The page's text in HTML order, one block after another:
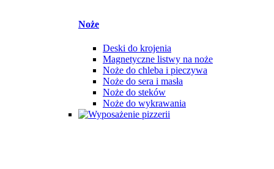
Noże
Deski do krojenia
Magnetyczne listwy na noże
Noże do chleba i pieczywa
Noże do sera i masła
Noże do steków
Noże do wykrawania